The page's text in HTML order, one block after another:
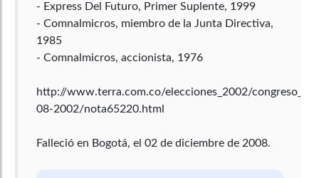
- Express Del Futuro, Primer Suplente, 1999
- Comnalmicros, miembro de la Junta Directiva,
1985
- Comnalmicros, accionista, 1976
http://www.terra.com.co/elecciones_2002/
08-2002/nota65220.html
Falleció en Bogotá, el 02 de diciembre de 2008.